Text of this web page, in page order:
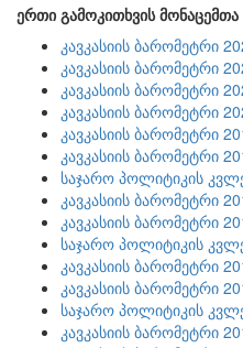
ერთი გამოკითხვის მონაცემთა
კავკასიის ბარომეტრი
კავკასიის ბარომეტრი
კავკასიის ბარომეტრი
კავკასიის ბარომეტრი
კავკასიის ბარომეტრი
კავკასიის ბარომეტრი
საჯარო პოლიტიკის
კავკასიის ბარომეტრი
კავკასიის ბარომეტრი
საჯარო პოლიტიკის
კავკასიის ბარომეტრი
კავკასიის ბარომეტრი
საჯარო პოლიტიკის
კავკასიის ბარომეტრი